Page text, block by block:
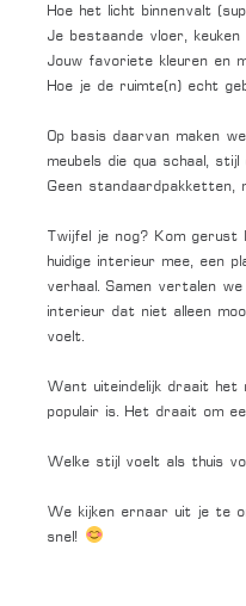
Hoe het licht binnenvalt
Je bestaande vloer,
Jouw favoriete kleuren en
Hoe je de ruimte(n) echt
Op basis daarvan maken
meubels die qua schaal,
Geen standaardpakketten,
Twijfel je nog? Kom gerust
huidige interieur mee, een
verhaal. Samen vertalen
interieur dat niet alleen
voelt.
Want uiteindelijk draait
populair is. Het draait om
Welke stijl voelt als thuis
We kijken ernaar uit je te
snel!